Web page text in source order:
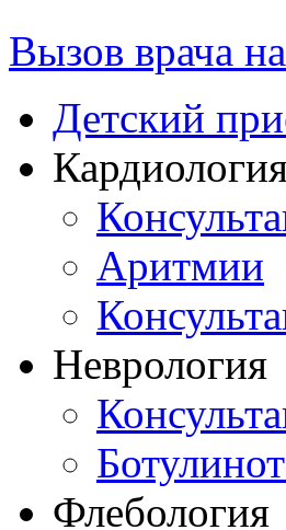
Вызов врача
Детский
Аритмии
Неврология
Флебология